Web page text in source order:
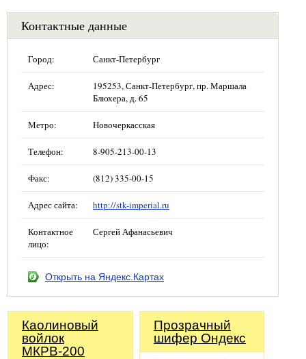
Контактные данные
Город: Санкт-Петербург
Адрес:
195253, Санкт-Петербург, пр. Маршала
Блюхера, д. 65
Метро: Новочеркасская
Телефон: 8-905-213-00-13
Факс: (812) 335-00-15
Адрес сайта: http://stk-imperial.ru
Контактное
лицо:
Сергей Афанасьевич
Открыть на Яндекс.Картах
Каолиновый
войлок
МКРВ-200
Прозрачный
шифер Ондекс